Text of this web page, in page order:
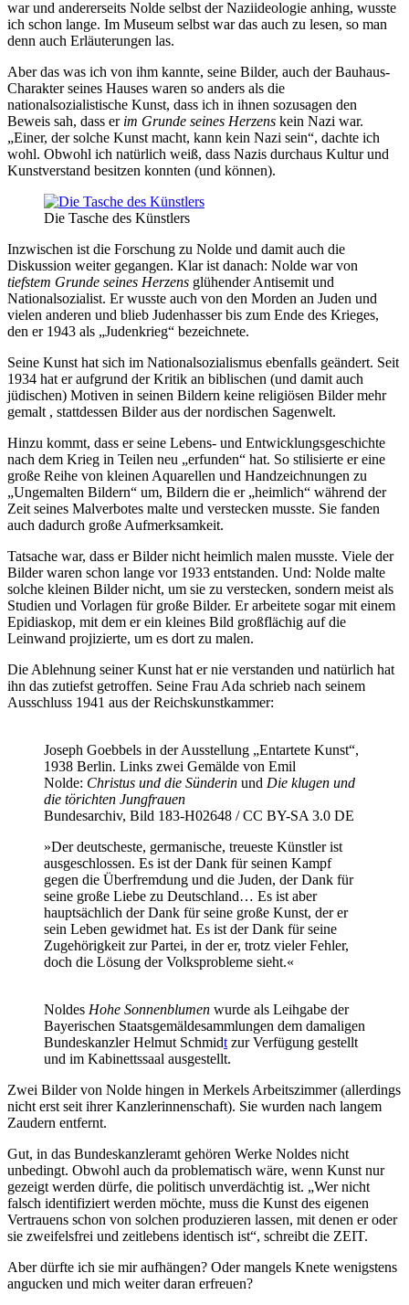
war und andererseits Nolde selbst der Naziideologie anhing, wusste
ich schon lange. Im Museum selbst war das auch zu lesen, so man
denn auch Erläuterungen las.
Aber das was ich von ihm kannte, seine Bilder, auch der Bauhaus-
Charakter seines Hauses waren so anders als die
nationalsozialistische Kunst, dass ich in ihnen sozusagen den
Beweis sah, dass er im Grunde seines Herzens kein Nazi war.
„Einer, der solche Kunst macht, kann kein Nazi sein“, dachte ich
wohl. Obwohl ich natürlich weiß, dass Nazis durchaus Kultur und
Kunstverstand besitzen konnten (und können).
Die Tasche des Künstlers
Inzwischen ist die Forschung zu Nolde und damit auch die
Diskussion weiter gegangen. Klar ist danach: Nolde war von
tiefstem Grunde seines Herzens glühender Antisemit und
Nationalsozialist. Er wusste auch von den Morden an Juden und
vielen anderen und blieb Judenhasser bis zum Ende des Krieges,
den er 1943 als „Judenkrieg“ bezeichnete.
Seine Kunst hat sich im Nationalsozialismus ebenfalls geändert. Seit
1934 hat er aufgrund der Kritik an biblischen (und damit auch
jüdischen) Motiven in seinen Bildern keine religiösen Bilder mehr
gemalt , stattdessen Bilder aus der nordischen Sagenwelt.
Hinzu kommt, dass er seine Lebens- und Entwicklungsgeschichte
nach dem Krieg in Teilen neu „erfunden“ hat. So stilisierte er eine
große Reihe von kleinen Aquarellen und Handzeichnungen zu
„Ungemalten Bildern“ um, Bildern die er „heimlich“ während der
Zeit seines Malverbotes malte und verstecken musste. Sie fanden
auch dadurch große Aufmerksamkeit.
Tatsache war, dass er Bilder nicht heimlich malen musste. Viele der
Bilder waren schon lange vor 1933 entstanden. Und: Nolde malte
solche kleinen Bilder nicht, um sie zu verstecken, sondern meist als
Studien und Vorlagen für große Bilder. Er arbeitete sogar mit einem
Epidiaskop, mit dem er ein kleines Bild großflächig auf die
Leinwand projizierte, um es dort zu malen.
Die Ablehnung seiner Kunst hat er nie verstanden und natürlich hat
ihn das zutiefst getroffen. Seine Frau Ada schrieb nach seinem
Ausschluss 1941 aus der Reichskunstkammer:
Joseph Goebbels in der Ausstellung „Entartete Kunst“,
1938 Berlin. Links zwei Gemälde von Emil
Nolde: Christus und die Sünderin und Die klugen und
die törichten Jungfrauen
Bundesarchiv, Bild 183-H02648 / CC BY-SA 3.0 DE
»Der deutscheste, germanische, treueste Künstler ist
ausgeschlossen. Es ist der Dank für seinen Kampf
gegen die Überfremdung und die Juden, der Dank für
seine große Liebe zu Deutschland… Es ist aber
hauptsächlich der Dank für seine große Kunst, der er
sein Leben gewidmet hat. Es ist der Dank für seine
Zugehörigkeit zur Partei, in der er, trotz vieler Fehler,
doch die Lösung der Volksprobleme sieht.«
Noldes Hohe Sonnenblumen wurde als Leihgabe der
Bayerischen Staatsgemäldesammlungen dem damaligen
Bundeskanzler Helmut Schmidt zur Verfügung gestellt
und im Kabinettssaal ausgestellt.
Zwei Bilder von Nolde hingen in Merkels Arbeitszimmer (allerdings
nicht erst seit ihrer Kanzlerinnenschaft). Sie wurden nach langem
Zaudern entfernt.
Gut, in das Bundeskanzleramt gehören Werke Noldes nicht
unbedingt. Obwohl auch da problematisch wäre, wenn Kunst nur
gezeigt werden dürfe, die politisch unverdächtig ist. „Wer nicht
falsch identifiziert werden möchte, muss die Kunst des eigenen
Vertrauens schon von solchen produzieren lassen, mit denen er oder
sie zweifelsfrei und zeitlebens identisch ist“, schreibt die ZEIT.
Aber dürfte ich sie mir aufhängen? Oder mangels Knete wenigstens
angucken und mich weiter daran erfreuen?